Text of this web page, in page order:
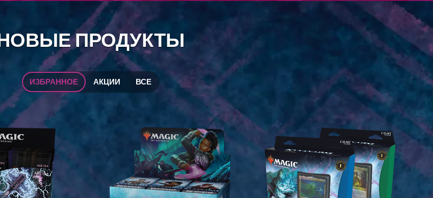
НОВЫЕ ПРОДУКТЫ
ИЗБРАННОЕ АКЦИИ ВСЕ